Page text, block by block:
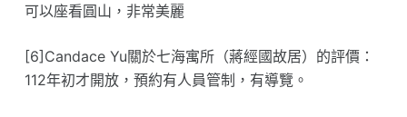
可以座看圓山，非常美麗
[6]Candace Yu關於七海寓所（蔣經國故居）的評價：
112年初才開放，預約有人員管制，有導覽。